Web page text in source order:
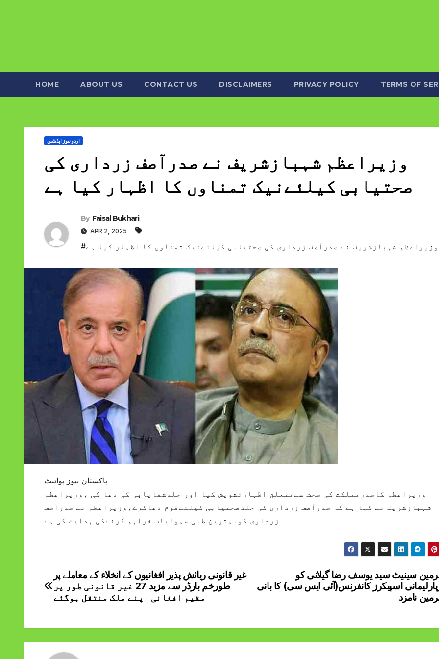
HOME ABOUT US CONTACT US DISCLAIMERS PRIVACY POLICY TERMS OF
اردو نیوز اپڈیٹس
وزیراعظم شہبازشریف نے صدرآصف زرداری کی
صحتیابی کیلئےنیک تمناوں کا اظہار کیا ہے
By Faisal Bukhari
APR 2, 2025
#وزیراعظم شہبازشریف نے صدرآصف زرداری کی صحتیابی کیلئےنیک تمناوں کا اظہار کیا ہے
پاکستان نیوز پوائنٹ
وزیراعظم کاصدرمملکت کی صحت سےمتعلق اظہارتشویش کیا اور جلدشفایابی کی دعا کی ،وزیراعظم
شہبازشریف نے کہا ہے کہ صدرآصف زرداری کی جلدصحتیابی کیلئےقوم دعاکرے،وزیراعظم نے صدرآصف
زرداری کوبہترین طبی سہولیات فراہم کرنےکی ہدایت کی ہے
Post
navigation
سینیٹ سید یوسف رضا گیلانی کو
اسپیکرز کانفرنس(آئی ایس سی) کا بانی
نامزد
غیر قانونی ریائش پذیر افغانیوں کے انخلاء کے معاملے پر
طورخم بارڈر سے مزید 27 غیر قانونی طور پر
مقیم افغانی اپنے ملک منتقل ہوگئے